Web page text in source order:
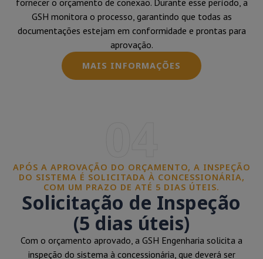
fornecer o orçamento de conexão. Durante esse período, a
GSH monitora o processo, garantindo que todas as
documentações estejam em conformidade e prontas para
aprovação.
MAIS INFORMAÇÕES
APÓS A APROVAÇÃO DO ORÇAMENTO, A INSPEÇÃO
DO SISTEMA É SOLICITADA À CONCESSIONÁRIA,
COM UM PRAZO DE ATÉ 5 DIAS ÚTEIS.
Solicitação de Inspeção
(5 dias úteis)
Com o orçamento aprovado, a GSH Engenharia solicita a
inspeção do sistema à concessionária, que deverá ser